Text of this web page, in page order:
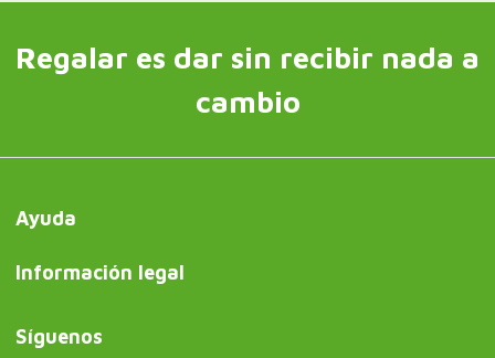
Regalar es dar sin recibir nada a
cambio
Ayuda
Información legal
Síguenos